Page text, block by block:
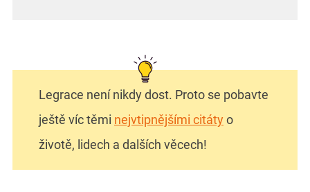
Legrace není nikdy dost. Proto se pobavte
ještě víc těmi nejvtipnějšími citáty o
životě, lidech a dalších věcech!